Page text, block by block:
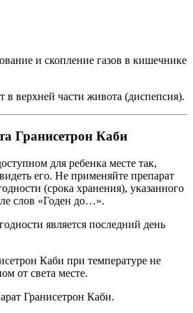
и скопление газов в кишечнике
в верхней части живота (диспепсия).
Гранисетрон Каби
для ребенка месте так,
его. Не применяйте препарат
(срока хранения), указанного
слов «Годен до…».
является последний день
Каби при температуре не
от света месте.
Гранисетрон Каби.